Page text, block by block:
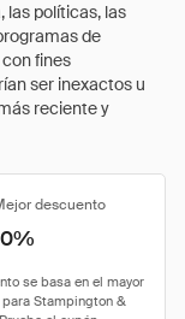
las políticas, las
de
fines
ser inexactos u
reciente y
descuento